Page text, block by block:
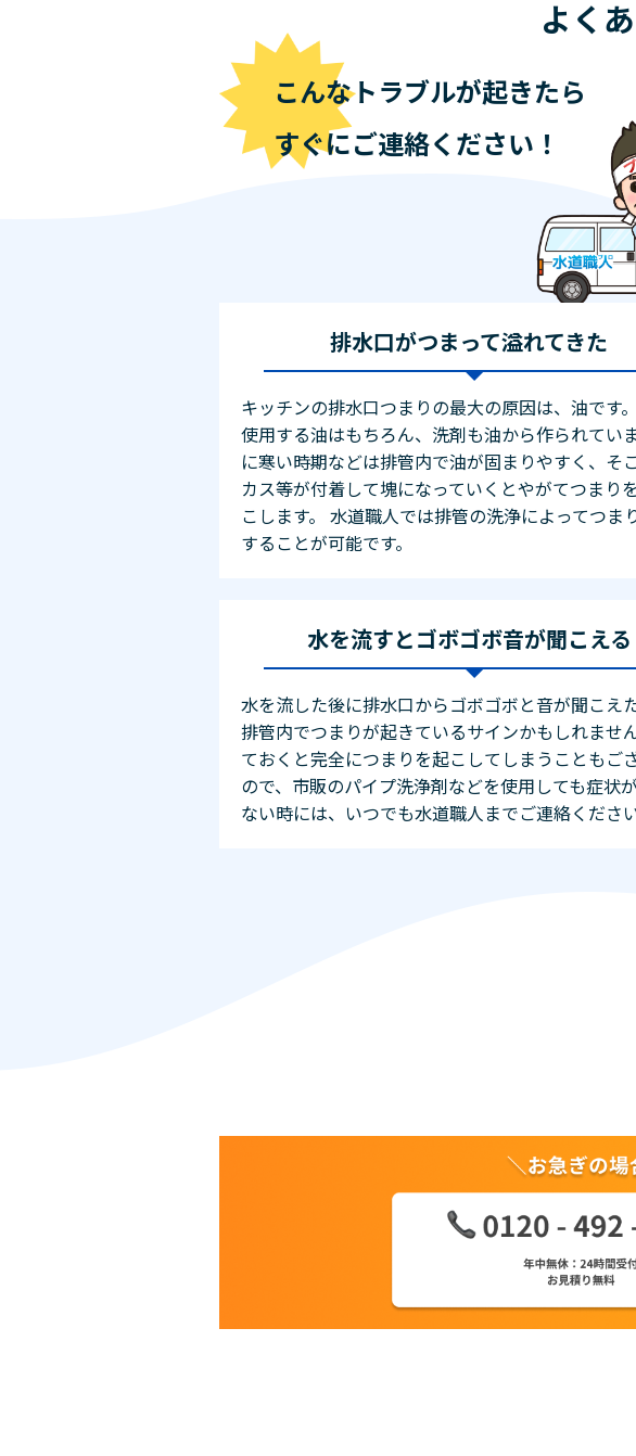
よく
こんなトラブルが起きたら
すぐにご連絡ください！
排水口がつまって溢れてきた
キッチンの排水口つまりの最大の原因は、油です
使用する油はもちろん、洗剤も油から作られてい
に寒い時期などは排管内で油が固まりやすく、そ
カス等が付着して塊になっていくとやがてつまり
こします。 水道職人では排管の洗浄によってつま
することが可能です。
水を流すとゴボゴボ音が聞こえる
水を流した後に排水口からゴボゴボと音が聞こえ
排管内でつまりが起きているサインかもしれませ
ておくと完全につまりを起こしてしまうこともご
ので、市販のパイプ洗浄剤などを使用しても症状
ない時には、いつでも水道職人までご連絡ください